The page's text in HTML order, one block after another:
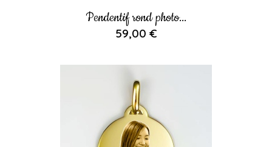
Pendentif rond photo...
59,00 €